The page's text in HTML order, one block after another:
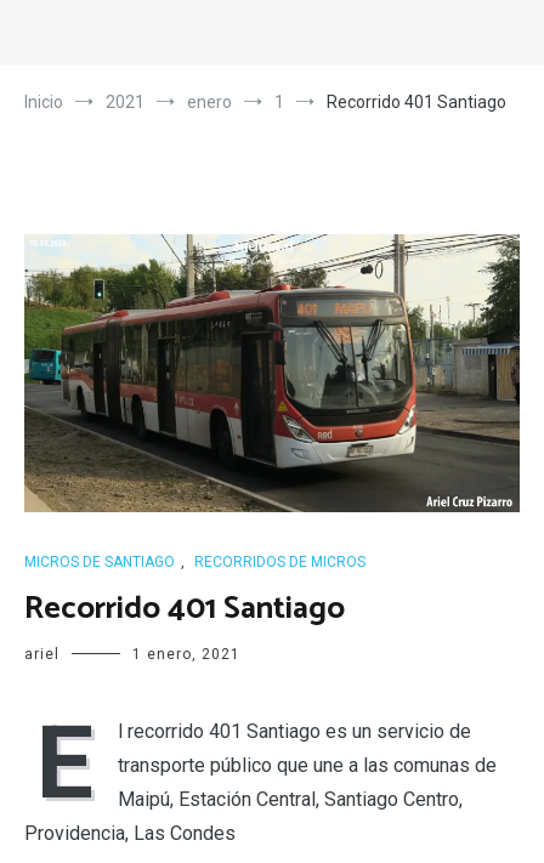
Inicio 2021 enero 1 Recorrido 401 Santiago
MICROS DE SANTIAGO , RECORRIDOS DE MICROS
Recorrido 401 Santiago
ariel 1 enero, 2021
E
l recorrido 401 Santiago es un servicio de
transporte público que une a las comunas de
Maipú, Estación Central, Santiago Centro,
Providencia, Las Condes